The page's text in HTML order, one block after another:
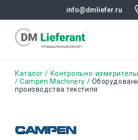
основному
info@dmliefer.ru
Строка
навигации
Каталог
Контрольно-
Campen Machinery
производства текстиля